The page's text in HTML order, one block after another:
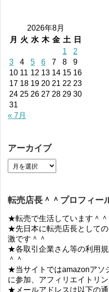
2026年8月
月
火 水 木 金 土
日
1
2
3
4 5 6 7 8
9
10 11 12 13 14 15 16
17 18 19 20 21 22 23
24 25 26 27 28 29 30
31
« 7月
アーカイブ
転売店長＾＾プロフィー
★転売で生活しています＾＾
★先日本に転売店長として
激です＾＾
★各取引企業さん等の利用
＾＾
★当サイトではamazonアソ
に参加、アフィリエイトリ
★メールアドレスは以下の